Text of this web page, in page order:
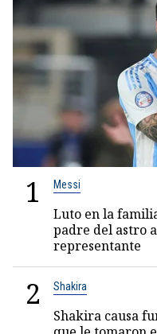
1 Messi
Luto en la
padre del astro
representante
2 Shakira
Shakira causa